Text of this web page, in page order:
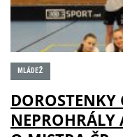
MLÁDEŽ
DOROSTENKY
NEPROHRÁLY